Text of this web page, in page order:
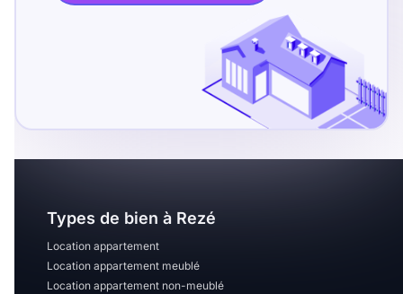
Types de bien à Rezé
Location appartement
Location appartement meublé
Location appartement non-meublé